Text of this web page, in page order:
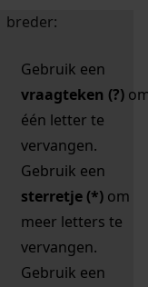
breder:
Gebruik een
vraagteken (?)
één letter te
vervangen.
Gebruik een
sterretje (*) om
meer letters te
vervangen.
Gebruik een